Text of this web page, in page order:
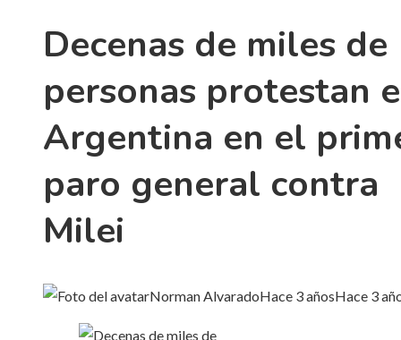
Decenas de miles de
personas protestan
Argentina en el
paro general contra
Milei
Norman AlvaradoHace 3 añosHace 3